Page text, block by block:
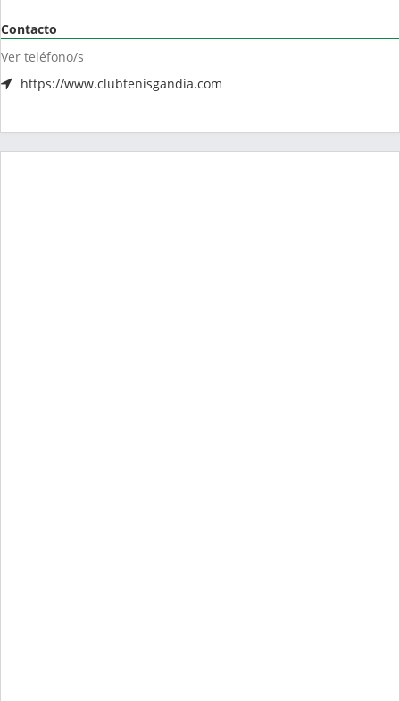
Contacto
Ver teléfono/s
https://www.clubtenisgandia.com